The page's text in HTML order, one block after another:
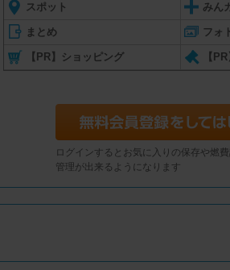
スポット みん
まとめ フォ
【PR】ショッピング 【
ログインするとお気に入りの保存や燃
管理が出来るようになります